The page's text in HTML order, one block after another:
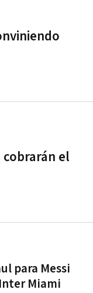
el
para Messi
Miami